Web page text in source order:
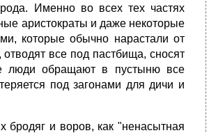
Именно во всех тех частях
аристократы и даже некоторые
которые обычно нарастали от
все под пастбища, сносят
люди обращают в пустыню все
под загонами для дичи и
и воров, как "ненасытная